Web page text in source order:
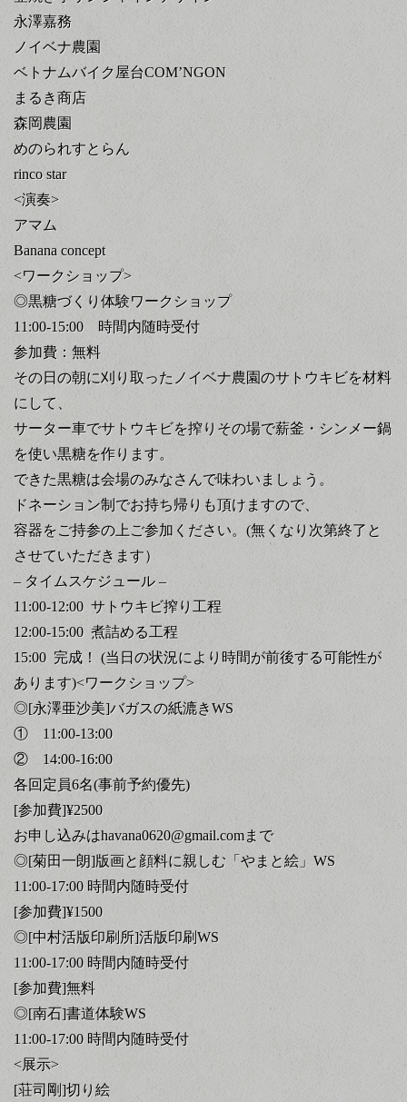
永澤嘉務
ノイベナ農園
ベトナムバイク屋台COM’NGON
まるき商店
森岡農園
めのられすとらん
rinco star
<演奏>
アマム
Banana concept
<ワークショップ>
◎黒糖づくり体験ワークショップ
11:00-15:00 時間内随時受付
参加費：無料
その日の朝に刈り取ったノイベナ農園のサトウキビを材料
にして、
サーター車でサトウキビを搾りその場で薪釜・シンメー鍋
を使い黒糖を作ります。
できた黒糖は会場のみなさんで味わいましょう。
ドネーション制でお持ち帰りも頂けますので、
容器をご持参の上ご参加ください。(無くなり次第終了と
させていただきます）
– タイムスケジュール –
11:00-12:00 サトウキビ搾り工程
12:00-15:00 煮詰める工程
15:00 完成！ (当日の状況により時間が前後する可能性が
あります)<ワークショップ>
◎[永澤亜沙美]バガスの紙漉きWS
① 11:00-13:00
② 14:00-16:00
各回定員6名(事前予約優先)
[参加費]¥2500
お申し込みはhavana0620@gmail.comまで
◎[菊田一朗]版画と顔料に親しむ「やまと絵」WS
11:00-17:00 時間内随時受付
[参加費]¥1500
◎[中村活版印刷所]活版印刷WS
11:00-17:00 時間内随時受付
[参加費]無料
◎[南石]書道体験WS
11:00-17:00 時間内随時受付
<展示>
[荘司剛]切り絵